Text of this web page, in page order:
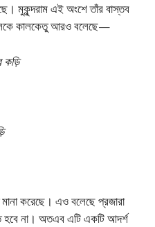
মুকুন্দরাম এই অংশে তাঁর বাস্তব
কালকেতু আরও বলেছে—
কড়ি
করেছে। এও বলেছে প্রজারা
হবে না। অতএব এটি একটি আদর্শ